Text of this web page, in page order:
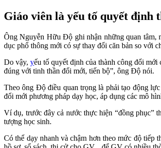
Giáo viên là yếu tố quyết định
Ông Nguyễn Hữu Độ ghi nhận những quan tâm,
dục phổ thông mới có sự thay đổi căn bản so với
Do vậy, yếu tố quyết định của thành công đổi
đúng với tinh thần đổi mới, tiến bộ”, ông Độ nói.
Theo ông Độ điều quan trọng là phải tạo động
đổi mới phương pháp dạy học, áp dụng các mô
Ví dụ, trước đây cả nước thực hiện “đồng phục”
tượng học sinh.
Có thể dạy nhanh và chậm hơn theo mức độ